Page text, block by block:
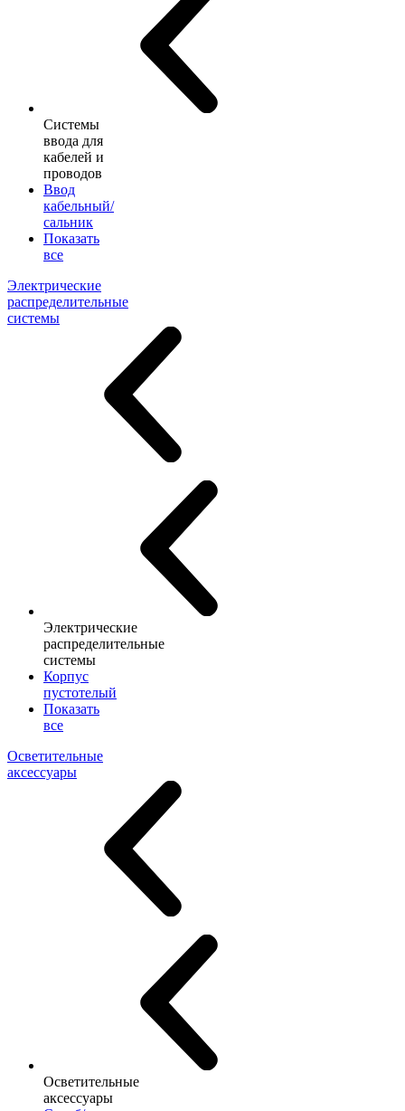
Системы
ввода для
кабелей и
проводов
Ввод
кабельный/
сальник
Показать
все
Электрические
распределительные
системы
Электрические
распределительные
системы
Корпус
пустотелый
Показать
все
Осветительные
аксессуары
Осветительные
аксессуары